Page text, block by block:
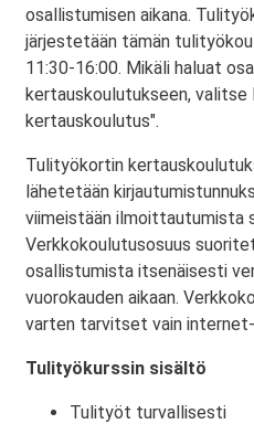
osallistumisen aikana.
järjestetään tämän
11:30-16:00. Mikäli haluat
kertauskoulutukseen,
kertauskoulutus".
Tulityökortin
lähetetään
viimeistään ilmoittautumista
Verkkokoulutusosuus
osallistumista itsenäisesti
vuorokauden aikaan.
varten tarvitset vain
Tulityökurssin sisältö
Tulityöt turvallisesti